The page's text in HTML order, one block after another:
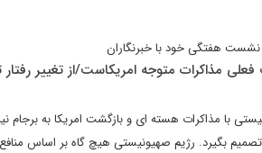
هفتگی خود با خبرنگاران
مذاکرات متوجه امریکاست/از تغییر رفتار
با مذاکرات هسته ای و بازگشت امریکا به برجام
بگیرد. رژیم صهیونیستی هیچ گاه بر اساس